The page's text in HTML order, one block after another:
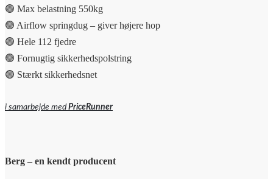
🟢 Max belastning 550kg
🟢 Airflow springdug – giver højere hop
🟢 Hele 112 fjedre
🟢 Fornugtig sikkerhedspolstring
🟢 Stærkt sikkerhedsnet
i samarbejde med PriceRunner
Berg – en kendt producent